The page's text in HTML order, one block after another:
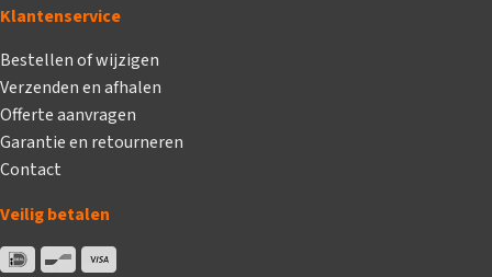
Klantenservice
Bestellen of wijzigen
Verzenden en afhalen
Offerte aanvragen
Garantie en retourneren
Contact
Veilig betalen